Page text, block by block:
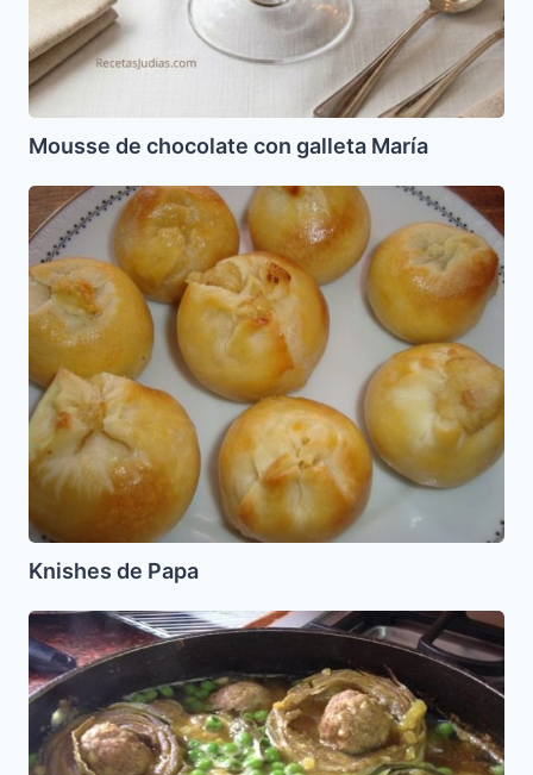
Mousse de chocolate con galleta María
Knishes
de
Papa
Knishes de Papa
Alcachofas
Rellenas